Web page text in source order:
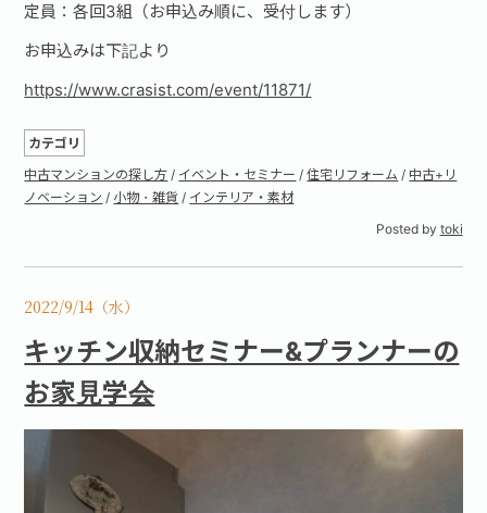
定員：各回3組（お申込み順に、受付します）
お申込みは下記より
https://www.crasist.com/event/11871/
カテゴリ
中古マンションの探し方 / イベント・セミナー /住宅リフォーム / 中古+リ
ノベーション / 小物・雑貨 / インテリア・素材
Posted by toki
2022/9/14（水）
キッチン収納セミナー&プランナーの
お家見学会